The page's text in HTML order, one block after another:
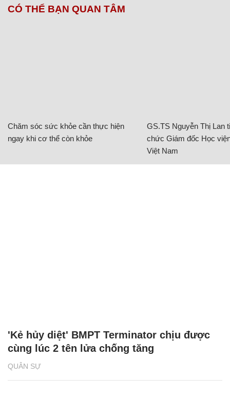
CÓ THỂ BẠN QUAN TÂM
Chăm sóc sức khỏe cần thực hiện
ngay khi cơ thể còn khỏe
GS.TS Nguyễn Thị Lan
chức Giám đốc Học
Việt Nam
QUÂN SỰ
'Kẻ hủy diệt' BMPT Terminator chịu được
cùng lúc 2 tên lửa chống tăng